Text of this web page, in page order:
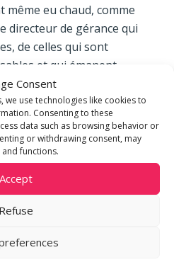
Consent
use technologies like cookies to
Consenting to these
data such as browsing behavior or
or withdrawing consent, may
functions.
Accept
Refuse
eu chaud, comme
directeur de gérance qui
de celles qui sont
et qui émanent
notre soleil tout
aussi l’opportunité
de Jean-Pierre
service résidentiel chez
passé 7AM, barbe et
repassée. Pendant que
tôt devant leur
déjà dans leur voiture,